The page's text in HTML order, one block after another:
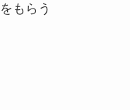
もらう